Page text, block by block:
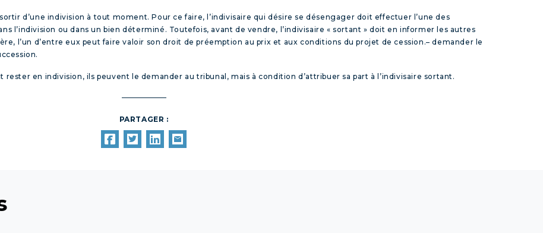
d’une indivision à tout moment. Pour ce faire, l’indivisaire qui désire se désengager doit effectuer l’une des
l’indivision ou dans un bien déterminé. Toutefois, avant de vendre, l’indivisaire « sortant » doit en informer les autres
l’un d’entre eux peut faire valoir son droit de préemption au prix et aux conditions du projet de cession.–demander le
rester en indivision, ils peuvent le demander au tribunal, mais à condition d’attribuer sa part à l’indivisaire sortant.
PARTAGER :